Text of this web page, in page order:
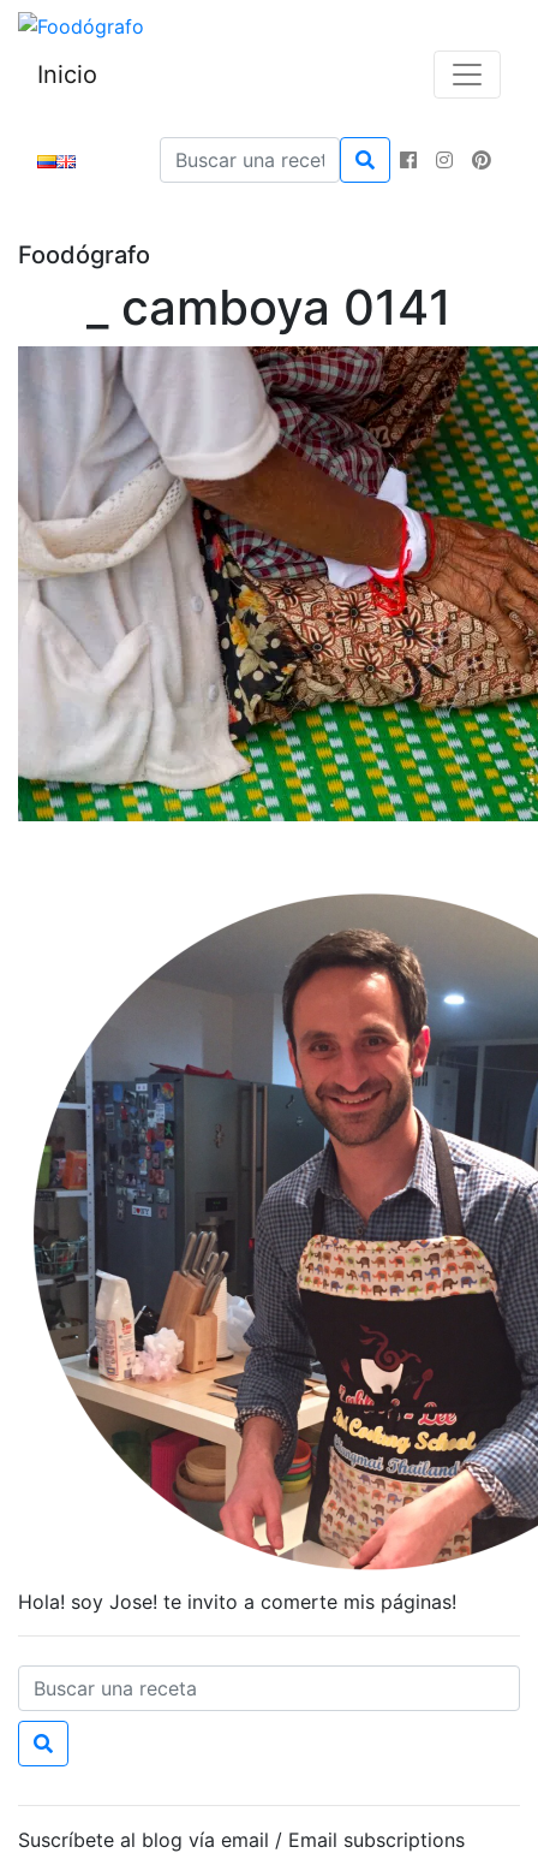
Inicio
Foodógrafo
_ camboya 0141
Hola! soy Jose! te invito a comerte mis páginas!
Suscríbete al blog vía email / Email subscriptions